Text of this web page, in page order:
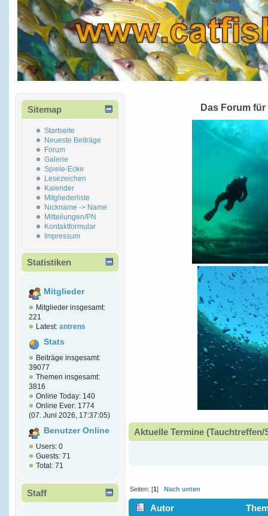
Sitemap
Startseite
Neueste Beiträge
Forum
Galerie
Spiele-Ecke
Lesezeichen
Kalender
Mitgliederliste
Nickname -> Name
Mitteilungen/PN
Kontaktformular
Impressum
Statistiken
Mitglieder
Mitglieder insgesamt:
221
Latest: antrens
Stats
Beiträge insgesamt:
39077
Themen insgesamt:
3816
Online Today: 140
Online Ever: 1774
(07. Juni 2026, 17:37:05)
Benutzer Online
Users: 0
Guests: 71
Total: 71
Staff
Das Forum
Aktuelle Termine
Seiten: [1]Nach unten
Autor